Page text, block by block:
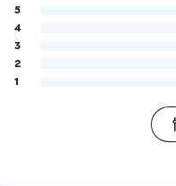
5
4
3
2
1